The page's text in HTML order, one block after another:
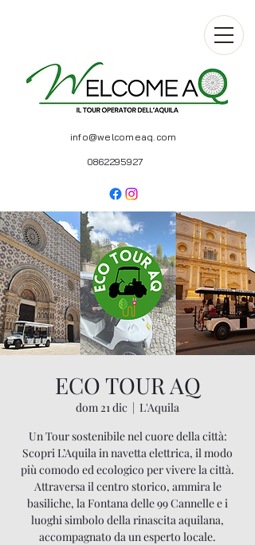
info@welcomeaq.com
0862295927
ECO TOUR AQ
dom 21 dic
  |
L'Aquila
Un Tour sostenibile nel cuore della città:
Scopri L’Aquila in navetta elettrica, il modo
più comodo ed ecologico per vivere la città.
Attraversa il centro storico, ammira le
basiliche, la Fontana delle 99 Cannelle e i
luoghi simbolo della rinascita aquilana,
accompagnato da un esperto locale.